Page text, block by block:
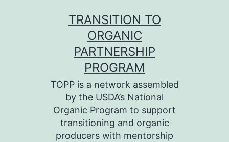
TRANSITION TO
ORGANIC
PARTNERSHIP
PROGRAM
TOPP is a network assembled
by the USDA’s National
Organic Program to support
transitioning and organic
producers with mentorship